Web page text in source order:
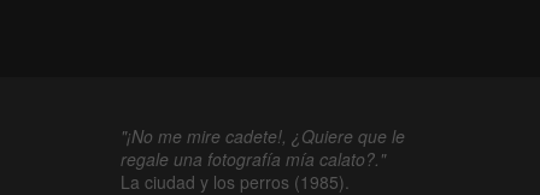
"¡No me mire cadete!, ¿Quiere que le
regale una fotografía mía calato?."
La ciudad y los perros (1985).